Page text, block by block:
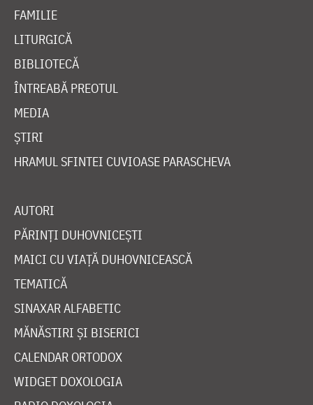
FAMILIE
LITURGICĂ
BIBLIOTECĂ
ÎNTREABĂ PREOTUL
MEDIA
ȘTIRI
HRAMUL SFINTEI CUVIOASE PARASCHEVA
AUTORI
PĂRINȚI DUHOVNICEȘTI
MAICI CU VIAȚĂ DUHOVNICEASCĂ
TEMATICĂ
SINAXAR ALFABETIC
MĂNĂSTIRI ȘI BISERICI
CALENDAR ORTODOX
WIDGET DOXOLOGIA